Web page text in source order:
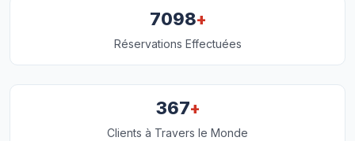
7098+
Réservations Effectuées
367+
Clients à Travers le Monde